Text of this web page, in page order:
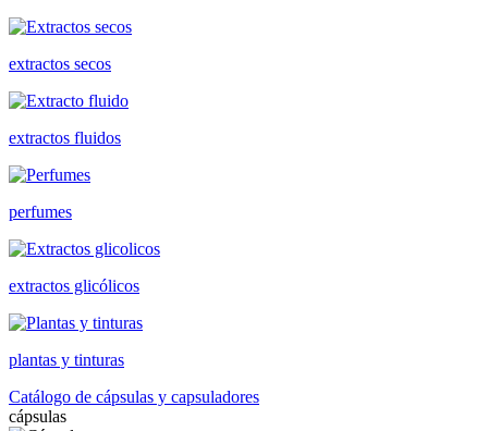
extractos secos
extractos fluidos
perfumes
extractos glicólicos
plantas y tinturas
Catálogo de cápsulas y capsuladores
cápsulas